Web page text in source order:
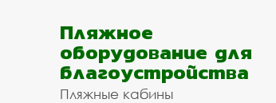
Пляжное
оборудование для
благоустройства
Пляжные кабины